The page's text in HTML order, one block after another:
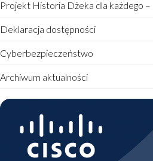
Projekt Historia Dżeka dla każdego –
Deklaracja dostępności
Cyberbezpieczeństwo
Archiwum aktualności